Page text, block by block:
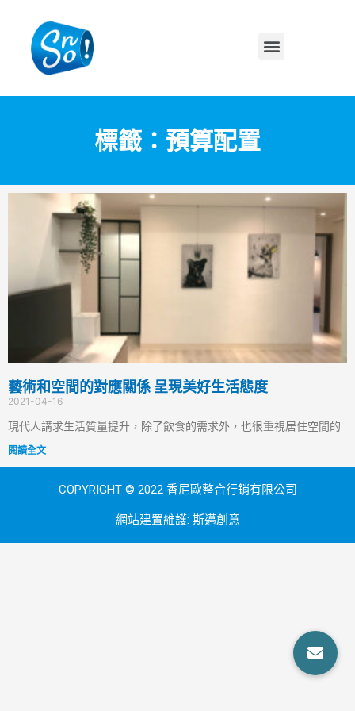
標籤：預算配置
藝術和空間的對應關係 呈現美好生活態度
2021-04-16
現代人講求生活質量提升，除了飲食的需求外，也很重視居住空間的
閱讀全文
COPYRIGHT © 2022 香尼歐整合行銷有限公司
網站建置維護: 斯邁創意